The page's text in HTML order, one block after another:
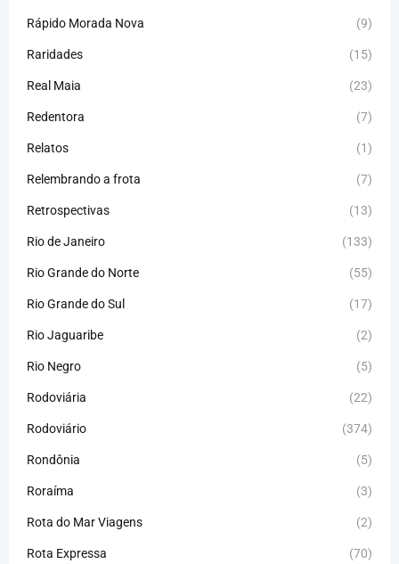
Rápido Morada Nova (9)
Raridades (15)
Real Maia (23)
Redentora (7)
Relatos (1)
Relembrando a frota (7)
Retrospectivas (13)
Rio de Janeiro (133)
Rio Grande do Norte (55)
Rio Grande do Sul (17)
Rio Jaguaribe (2)
Rio Negro (5)
Rodoviária (22)
Rodoviário (374)
Rondônia (5)
Roraíma (3)
Rota do Mar Viagens (2)
Rota Expressa (70)